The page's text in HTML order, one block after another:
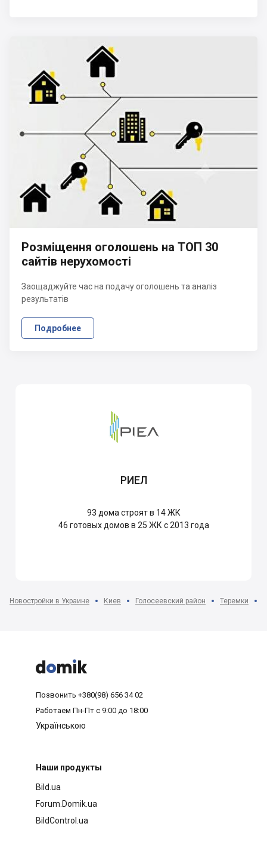
Розміщення оголошень на ТОП 30
сайтів нерухомості
Заощаджуйте час на подачу оголошень та аналіз
результатів
Подробнее
РИЕЛ
93 дома строят в 14 ЖК
46 готовых домов в 25 ЖК с 2013 года
Новостройки в Украине Киев Голосеевский район Теремки



Позвонить +380(98) 656 34 02
Работаем Пн-Пт с 9:00 до 18:00
Українською
Наши продукты
Bild.ua
Forum.Domik.ua
BildControl.ua